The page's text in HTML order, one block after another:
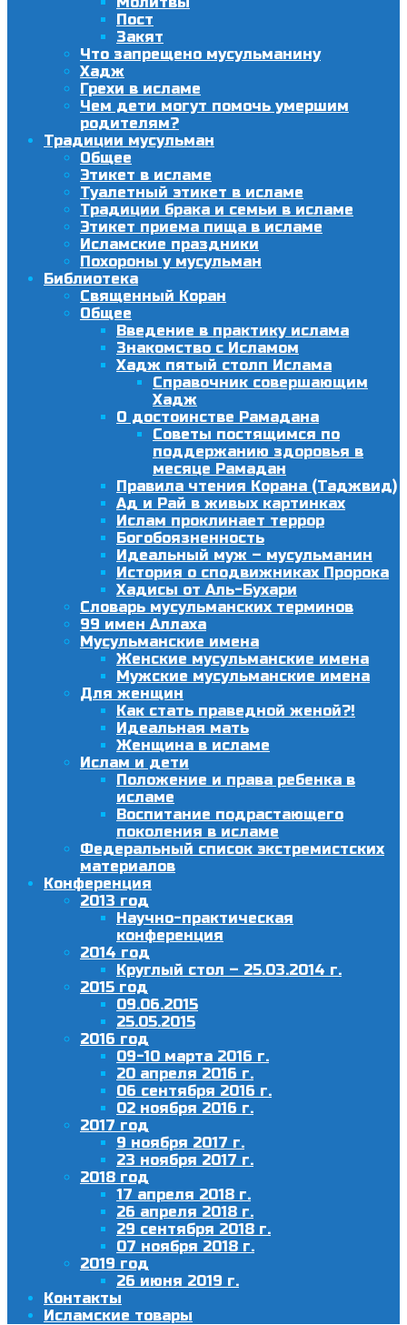
Пост
Закят
Что запрещено мусульманину
Хадж
Грехи в исламе
Чем дети могут помочь умершим
родителям?
Традиции мусульман
Общее
Этикет в исламе
Туалетный этикет в исламе
Традиции брака и семьи в исламе
Этикет приема пища в исламе
Исламские праздники
Похороны у мусульман
Библиотека
Священный Коран
Общее
Введение в практику ислама
Знакомство с Исламом
Хадж пятый столп Ислама
Справочник совершающим
Хадж
О достоинстве Рамадана
Советы постящимся по
поддержанию здоровья в
месяце Рамадан
Правила чтения Корана (Таджвид)
Ад и Рай в живых картинках
Ислам проклинает террор
Богобоязненность
Идеальный муж – мусульманин
История о сподвижниках Пророка
Хадисы от Аль-Бухари
Словарь мусульманских терминов
99 имен Аллаха
Мусульманские имена
Женские мусульманские имена
Мужские мусульманские имена
Для женщин
Как стать праведной женой?!
Идеальная мать
Женщина в исламе
Ислам и дети
Положение и права ребенка в
исламе
Воспитание подрастающего
поколения в исламе
Федеральный список экстремистских
материалов
Конференция
2013 год
Научно-практическая
конференция
2014 год
Круглый стол – 25.03.2014 г.
2015 год
09.06.2015
25.05.2015
2016 год
09-10 марта 2016 г.
20 апреля 2016 г.
06 сентября 2016 г.
02 ноября 2016 г.
2017 год
9 ноября 2017 г.
23 ноября 2017 г.
2018 год
17 апреля 2018 г.
26 апреля 2018 г.
29 сентября 2018 г.
07 ноября 2018 г.
2019 год
26 июня 2019 г.
Контакты
Исламские товары